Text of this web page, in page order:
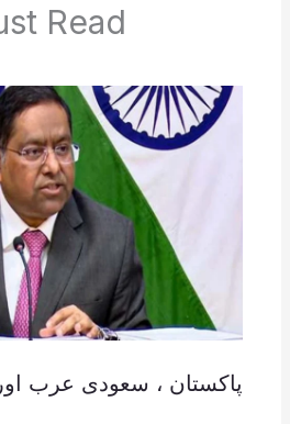
Read
پاکستان ، سعودی عرب